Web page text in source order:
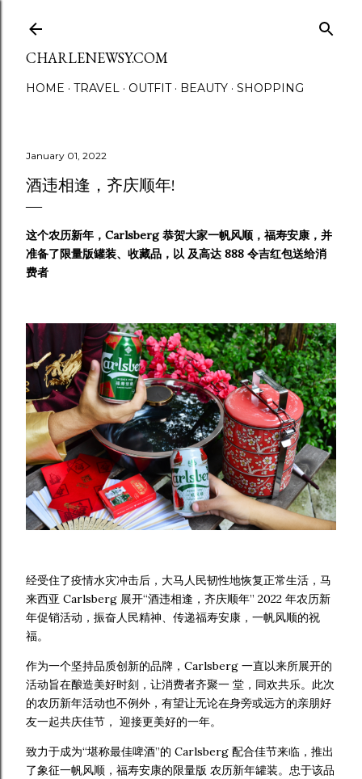
CHARLENEWSY.COM
HOME TRAVEL OUTFIT BEAUTY SHOPPING
January 01, 2022
酒违相逢，齐庆顺年!
这个农历新年，Carlsberg 恭贺大家一帆风顺，福寿安康，并
准备了限量版罐装、收藏品，以 及高达 888 令吉红包送给消
费者
经受住了疫情水灾冲击后，大马人民韧性地恢复正常生活，马
来西亚 Carlsberg 展开“酒违相逢，齐庆顺年” 2022 年农历新
年促销活动，振奋人民精神、传递福寿安康，一帆风顺的祝
福。
作为一个坚持品质创新的品牌，Carlsberg 一直以来所展开的
活动旨在酿造美好时刻，让消费者齐聚一 堂，同欢共乐。此次
的农历新年活动也不例外，有望让无论在身旁或远方的亲朋好
友一起共庆佳节， 迎接更美好的一年。
致力于成为“堪称最佳啤酒”的 Carlsberg 配合佳节来临，推出
了象征一帆风顺，福寿安康的限量版 农历新年罐装。忠于该品